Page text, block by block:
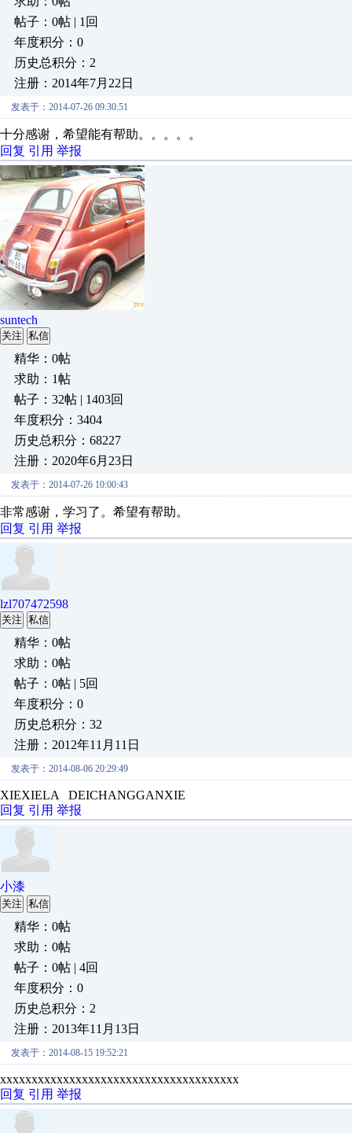
帖子：0帖 | 1回
年度积分：0
历史总积分：2
注册：2014年7月22日
发表于：2014-07-26 09:30:51
十分感谢，希望能有帮助。。。。。
回复 引用 举报
suntech
关注 私信
精华：0帖
求助：1帖
帖子：32帖 | 1403回
年度积分：3404
历史总积分：68227
注册：2020年6月23日
发表于：2014-07-26 10:00:43
非常感谢，学习了。希望有帮助。
回复 引用 举报
lzl707472598
关注 私信
精华：0帖
求助：0帖
帖子：0帖 | 5回
年度积分：0
历史总积分：32
注册：2012年11月11日
发表于：2014-08-06 20:29:49
XIEXIELA DEICHANGGANXIE
回复 引用 举报
小漆
关注 私信
精华：0帖
求助：0帖
帖子：0帖 | 4回
年度积分：0
历史总积分：2
注册：2013年11月13日
发表于：2014-08-15 19:52:21
xxxxxxxxxxxxxxxxxxxxxxxxxxxxxxxxxxxxxx
回复 引用 举报